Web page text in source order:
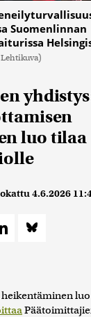
Suomenlinnan
luo tilaa
4.6.2026